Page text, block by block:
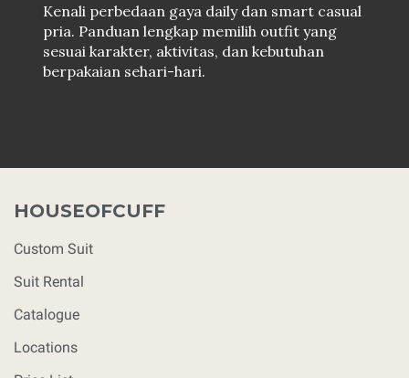
Kenali perbedaan gaya daily dan smart casual
pria. Panduan lengkap memilih outfit yang
sesuai karakter, aktivitas, dan kebutuhan
berpakaian sehari-hari.
HOUSEOFCUFF
Custom Suit
Suit Rental
Catalogue
Locations